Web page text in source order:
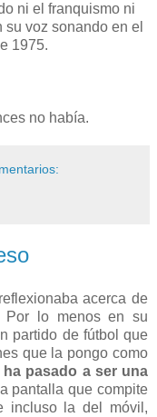
ni el franquismo ni
voz sonando en el
1975.
no había.
acerca de
Por lo menos en su
partido de fútbol que
que la pongo como
pasado a ser una
pantalla que compite
incluso la del móvil,